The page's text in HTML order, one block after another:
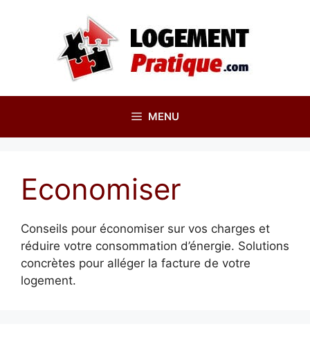
MENU
Economiser
Conseils pour économiser sur vos charges et
réduire votre consommation d’énergie. Solutions
concrètes pour alléger la facture de votre
logement.